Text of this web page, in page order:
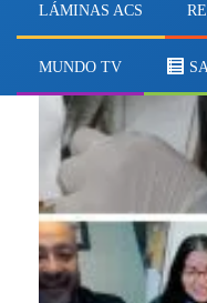
LÁMINAS ACS
MUNDO TV
vitamina D